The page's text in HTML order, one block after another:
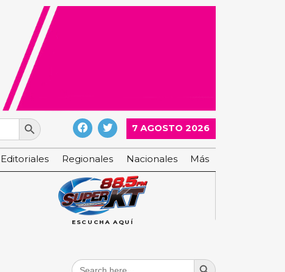
Search Button
7 AGOSTO 2026
Editoriales Regionales Nacionales Más
ESCUCHA AQUÍ
Search
Search Button